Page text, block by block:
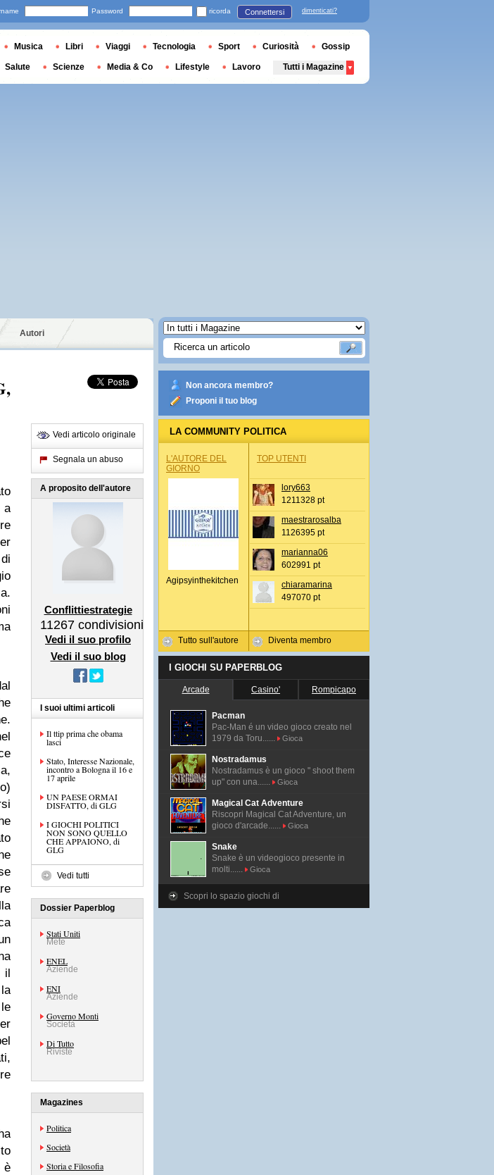
Autori
a
il
è
Vedi articolo originale
Segnala un abuso
A proposito dell'autore
Conflittiestrategie
11267 condivisioni
Vedi il suo profilo
Vedi il suo blog
I suoi ultimi articoli
Il ttip prima che obama
lasci
Stato, Interesse Nazionale,
incontro a Bologna il 16 e
17 aprile
UN PAESE ORMAI
DISFATTO, di GLG
I GIOCHI POLITICI
NON SONO QUELLO
CHE APPAIONO, di
GLG
Vedi tutti
Dossier Paperblog
Stati Uniti
Mete
ENEL
Aziende
ENI
Aziende
Governo Monti
Società
Di Tutto
Riviste
Magazines
Politica
Società
Storia e Filosofia
Non ancora membro?
Proponi il tuo blog
LA COMMUNITY POLITICA
L'AUTORE DEL
GIORNO
Agipsyinthekitchen
Tutto sull'autore
TOP UTENTI
lory663
1211328 pt
maestrarosalba
1126395 pt
marianna06
602991 pt
chiaramarina
497070 pt
Diventa membro
I GIOCHI SU PAPERBLOG
Arcade Casino' Rompicapo
Pacman
Pac-Man é un video gioco creato nel
1979 da Toru......
Gioca
Nostradamus
Nostradamus è un gioco " shoot them
up" con una......
Gioca
Magical Cat Adventure
Riscopri Magical Cat Adventure, un
gioco d'arcade......
Gioca
Snake
Snake è un videogioco presente in
molti......
Gioca
Scopri lo spazio giochi di
Password ricorda Connettersi dimenticati?
Musica Libri Viaggi Tecnologia Sport Curiosità Gossip
Salute Scienze Media & Co Lifestyle Lavoro Tutti i Magazine